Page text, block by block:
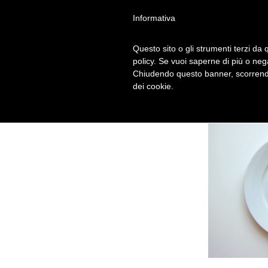
Informativa
Questo sito o gli strumenti terzi da
policy. Se vuoi saperne di più o
Chiudendo questo banner,
dei cookie.